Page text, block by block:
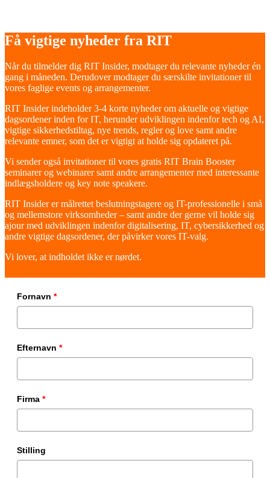
Få vigtige nyheder fra RIT
Når du tilmelder dig RIT Insider, modtager du relevante nyheder én
gang i måneden. Derudover modtager du særskilte invitationer til
vores faglige events og arrangementer.
RIT Insider indeholder 3-4 korte nyheder om aktuelle og vigtige
dagsordener inden for IT, herunder udviklingen indenfor tech og AI,
vigtige sikkerhedstiltag, nye trends, regler og love samt andre
relevante emner, som det er vigtigt at holde sig opdateret på.
Vi sender også invitationer til vores gratis RIT Brain Booster
seminarer og webinarer samt andre arrangementer med interessante
indlægsholdere og key note speakere.
RIT Insider er målrettet beslutningstagere og IT-professionelle i små
og mellemstore virksomheder – samt andre der gerne vil holde sig
ajour med udviklingen indenfor digitalisering, IT, cybersikkerhed og
andre vigtige dagsordener, der påvirker vores IT-valg.
Vi lover, at indholdet ikke er nørdet.
Fornavn *
Efternavn *
Firma *
Stilling